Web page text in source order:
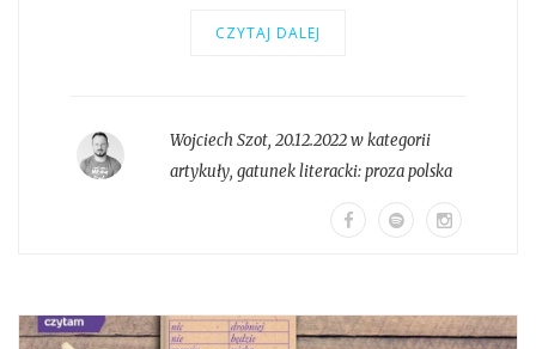
CZYTAJ DALEJ
Wojciech Szot, 20.12.2022 w kategorii
artykuły, gatunek literacki:proza polska